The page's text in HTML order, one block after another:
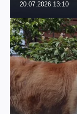
20.07.2026 13:10